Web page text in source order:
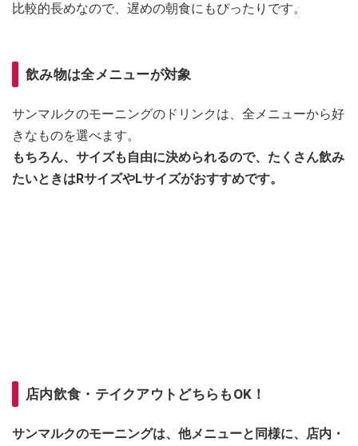
比較的長めなので、遅めの朝食にもぴったりです。
飲み物は全メニューが対象
サンマルクのモーニングのドリンクは、全メニューから好
きなものを選べます。
もちろん、サイズも自由に決められるので、たくさん飲み
たいときはRサイズやLサイズがおすすめです。
店内飲食・テイクアウトどちらもOK！
サンマルクのモーニングは、他メニューと同様に、店内・